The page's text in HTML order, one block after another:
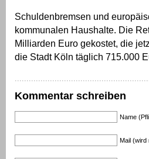
Schuldenbremsen und
kommunalen Haushalte. Die
Milliarden Euro gekostet, die
die Stadt Köln täglich 715.000
Kommentar schreiben
Name
Mail (wird